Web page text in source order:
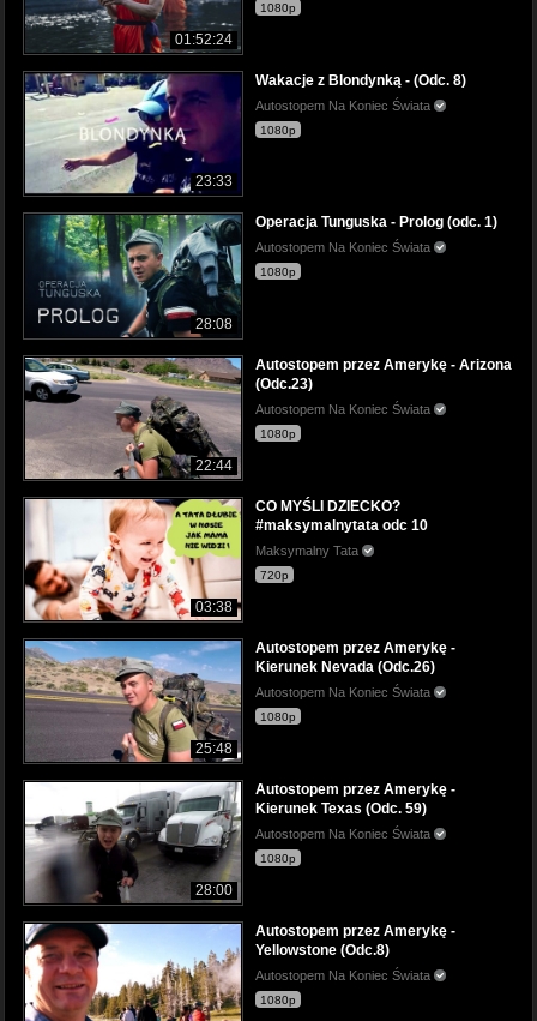
01:52:24
1080p
23:33
Wakacje z Blondynką - (Odc. 8)
Autostopem Na Koniec Świata
1080p
28:08
Operacja Tunguska - Prolog (odc. 1)
Autostopem Na Koniec Świata
1080p
22:44
Autostopem przez Amerykę - Arizona
(Odc.23)
Autostopem Na Koniec Świata
1080p
03:38
CO MYŚLI DZIECKO?
#maksymalnytata odc 10
Maksymalny Tata
720p
25:48
Autostopem przez Amerykę -
Kierunek Nevada (Odc.26)
Autostopem Na Koniec Świata
1080p
28:00
Autostopem przez Amerykę -
Kierunek Texas (Odc. 59)
Autostopem Na Koniec Świata
1080p
Autostopem przez Amerykę -
Yellowstone (Odc.8)
Autostopem Na Koniec Świata
1080p